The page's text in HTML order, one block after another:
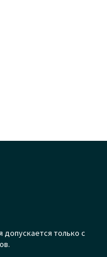
допускается только с